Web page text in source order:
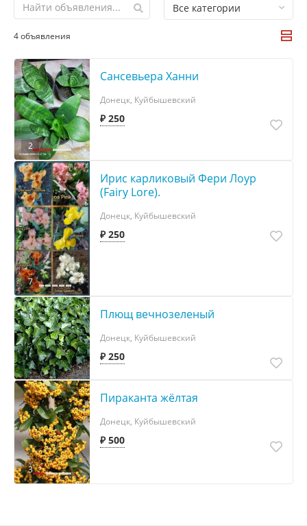
Все категории
4 объявления
2
Сансевьера Ханни
₽ 250
Донецк, Куйбышевский
7
Ирис карликовый Фери Лоур
(Fairy Lore).
₽ 250
Донецк, Куйбышевский
Плющ вечнозеленый
₽ 250
Донецк, Куйбышевский
3
Пираканта жёлтая
₽ 500
Донецк, Куйбышевский